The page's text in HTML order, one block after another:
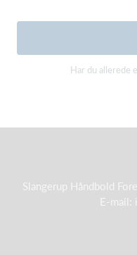
Har du allerede
Slangerup Håndbold
E-mail: